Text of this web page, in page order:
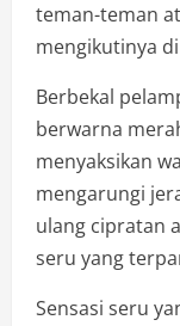
teman-teman
mengikutinya
Berbekal
berwarna
menyaksikan
mengarungi
ulang cipratan
seru yang
Sensasi seru